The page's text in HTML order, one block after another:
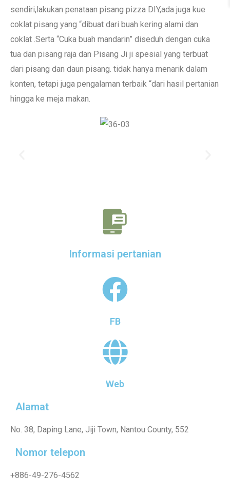
sendiri,lakukan penataan pisang pizza DIY,ada juga kue
coklat pisang yang “dibuat dari buah kering alami dan
coklat .Serta “Cuka buah mandarin” diseduh dengan cuka
tua dan pisang raja dan Pisang Ji ji spesial yang terbuat
dari pisang dan daun pisang. tidak hanya menarik dalam
konten, tetapi juga pengalaman terbaik “dari hasil pertanian
hingga ke meja makan.
Informasi pertanian
Nomor telepon
+886-49-276-4562
Alamat
No. 38, Daping Lane, Jiji Town, Nantou County, 552
Web
FB